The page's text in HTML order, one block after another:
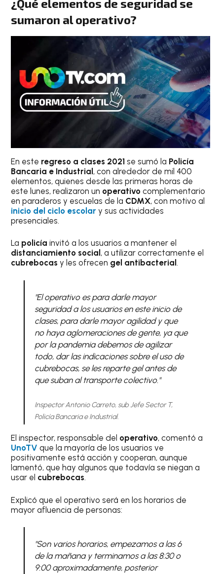
¿Qué elementos de seguridad se
sumaron al operativo?
En este regreso a clases 2021 se sumó la Policía
Bancaria e Industrial, con alrededor de mil 400
elementos, quienes desde las primeras horas de
este lunes, realizaron un operativocomplementario
en paraderos y escuelas de la CDMX, con motivo al
inicio del ciclo escolar y sus actividades
presenciales.
La policía invitó a los usuarios a mantener el
distanciamiento social , a utilizar correctamente el
cubrebocas y les ofrecen gel antibacterial.
"El operativo es para darle mayor
seguridad a los usuarios en este inicio de
clases, para darle mayor agilidad y que
no haya aglomeraciones de gente, ya que
por la pandemia debemos de agilizar
todo, dar las indicaciones sobre el uso de
cubrebocas, se les reparte gel antes de
que suban al transporte colectivo."
Inspector Antonio Carreto, sub Jefe Sector T,
Policía Bancaria e Industrial.
El inspector, responsable del operativo, comentó a
UnoTV que la mayoría de los usuarios ve
positivamente está acción y cooperan, aunque
lamentó, que hay algunos que todavía se niegan a
usar el cubrebocas.
Explicó que el operativo será en los horarios de
mayor afluencia de personas:
"Son varios horarios, empezamos a las 6
de la mañana y terminamos a las 8:30 o
9:00 aproximadamente, posterior